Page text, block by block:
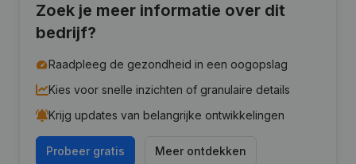
Zoek je meer informatie over dit
bedrijf?
Raadpleeg de gezondheid in een oogopslag
Kies voor snelle inzichten of granulaire details
Krijg updates van belangrijke ontwikkelingen
Probeer gratis Meer ontdekken